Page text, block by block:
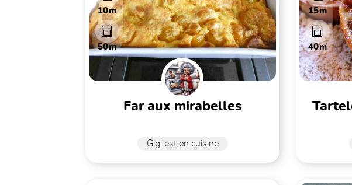
10m
50m
far aux mirabelles
Gigi est en cuisine
15m
40m
tartelette alsacienne aux